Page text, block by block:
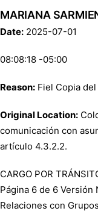
MARIANA
Date: 2025-07-01
08:08:18 -05:00
Reason: Fiel Copia del
Original Location:
comunicación con
artículo 4.3.2.2.
CARGO POR
Página 6 de 6 Versión
Relaciones con